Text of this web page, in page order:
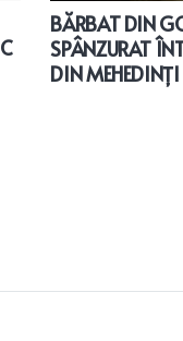
BĂRBAT DIN
SPÂNZURAT
DIN MEHEDINȚI